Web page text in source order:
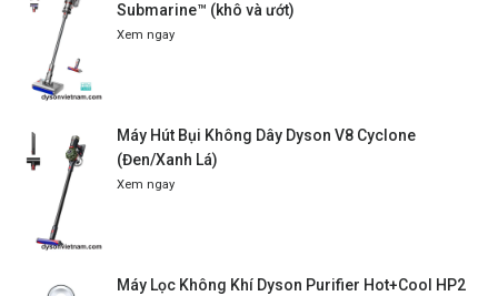
Submarine™ (khô và ướt)
Xem ngay
Máy Hút Bụi Không Dây Dyson V8 Cyclone
(Đen/Xanh Lá)
Xem ngay
Máy Lọc Không Khí Dyson Purifier Hot+Cool HP2